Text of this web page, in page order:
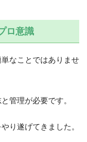
ロ意識
なことではありませ
管理が必要です。
り遂げてきました。